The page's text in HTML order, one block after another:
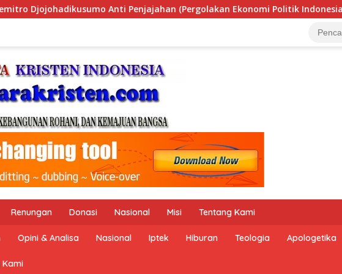
Ekonomi Politik Indonesia) & Simposium Nasional “Urgensi
Renungan Donasi Nasional Misi Tentang Kami
Opini & Analisa Nasional Iptek Hiburan Teologia Apologetika
Kami